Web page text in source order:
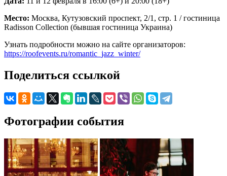
Место: Москва, Кутузовский проспект, 2/1, стр. 1 / гостиница
Radisson Collection (бывшая гостиница Украина)
Узнать подробности можно на сайте организаторов:
https://roofevents.ru/romantic_jazz_winter/
Поделиться ссылкой
Фотографии события